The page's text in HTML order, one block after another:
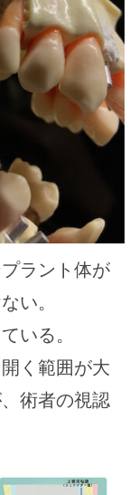
ラント体が
い。
いる。
く範囲が大
術者の視認